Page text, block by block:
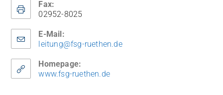
Fax:
02952-8025
E-Mail:
leitung@fsg-ruethen.de
Homepage:
www.fsg-ruethen.de